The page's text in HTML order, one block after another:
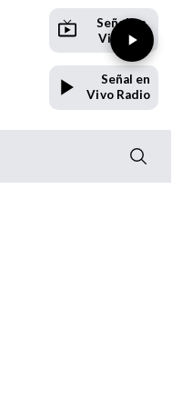
Señal en
Vivo TV
Señal en
Vivo Radio